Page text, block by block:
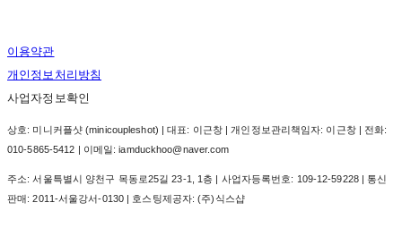
이용약관
개인정보처리방침
사업자정보확인
상호: 미니커플샷 (minicoupleshot) | 대표: 이근창 | 개인정보관리책임자: 이근창 | 전화:
010-5865-5412 | 이메일: iamduckhoo@naver.com
주소: 서울특별시 양천구 목동로25길 23-1, 1층 | 사업자등록번호: 109-12-59228| 통신
판매:2011-서울강서-0130 | 호스팅제공자: (주)식스샵